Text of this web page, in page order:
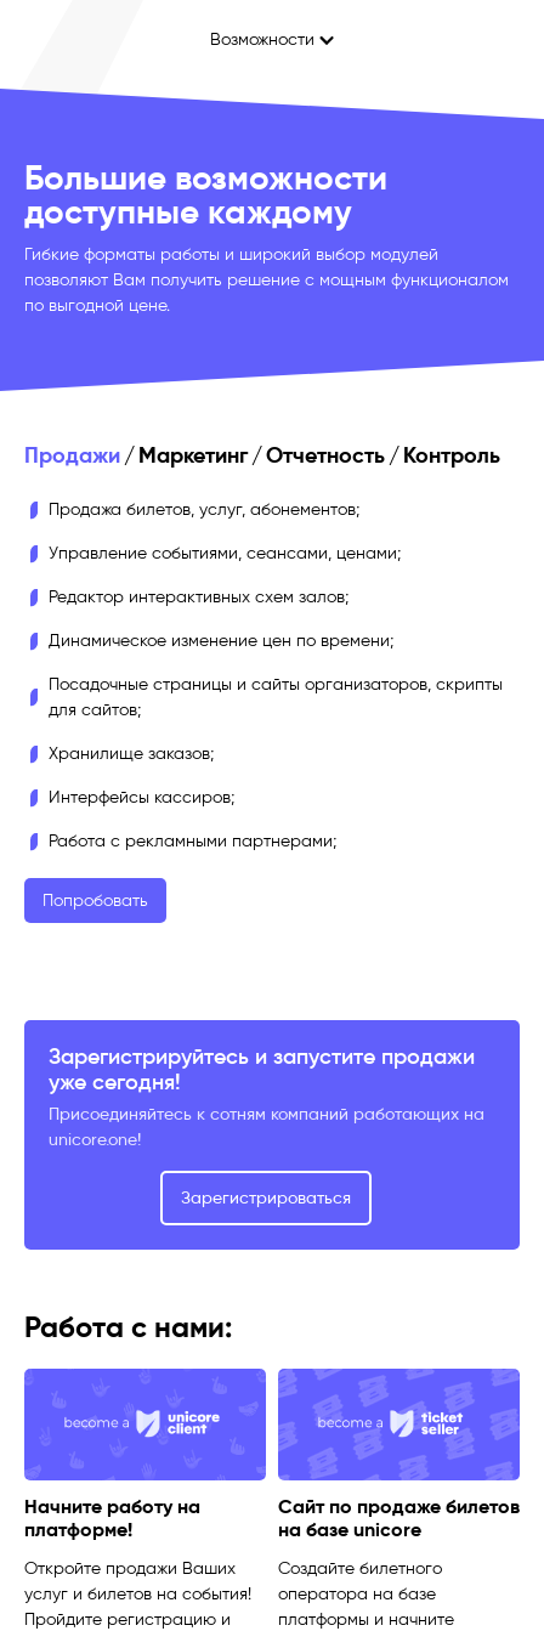
Возможности
Большие возможности
доступные каждому
Гибкие форматы работы и широкий выбор модулей
позволяют Вам получить решение с мощным функционалом
по выгодной цене.
Продажи/Маркетинг/Отчетность/Контроль
Продажа билетов, услуг, абонементов;
Управление событиями, сеансами, ценами;
Редактор интерактивных схем залов;
Динамическое изменение цен по времени;
Посадочные страницы и сайты организаторов, скрипты
для сайтов;
Хранилище заказов;
Интерфейсы кассиров;
Работа с рекламными партнерами;
Попробовать
Зарегистрируйтесь и запустите продажи
уже сегодня!
Присоединяйтесь к сотням компаний работающих на
unicore.one!
Зарегистрироваться
Работа с нами:
Начните работу на
платформе!
Откройте продажи Ваших
услуг и билетов на события!
Пройдите регистрацию и
Сайт по продаже билетов
на базе unicore
Создайте билетного
оператора на базе
платформы и начните